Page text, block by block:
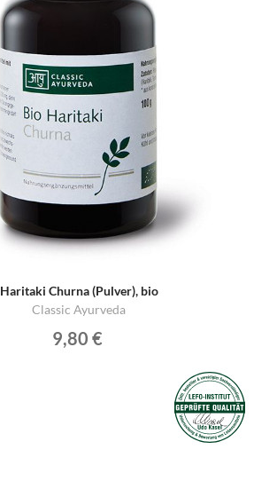
Haritaki Churna (Pulver), bio
Classic Ayurveda
9,80 €